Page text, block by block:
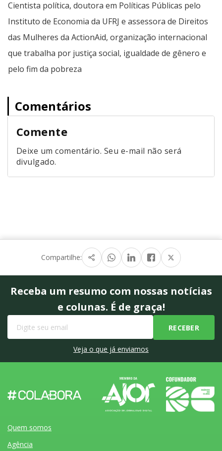
Cientista política, doutora em Políticas Públicas pelo
Instituto de Economia da UFRJ e assessora de Direitos
das Mulheres da ActionAid, organização internacional
que trabalha por justiça social, igualdade de gênero e
pelo fim da pobreza
Comentários
Comente
Deixe um comentário. Seu e-mail não será
divulgado.
Compartilhe:
Receba um resumo com nossas notícias
e colunas. É de graça!
Veja o que já enviamos
Quem somos
Agência